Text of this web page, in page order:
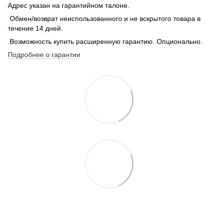
Адрес указан на гарантийном талоне.
Обмен/возврат неиспользованного и не вскрытого товара в
течение 14 дней.
Возможность купить расширенную гарантию. Опционально.
Подробнее о гарантии